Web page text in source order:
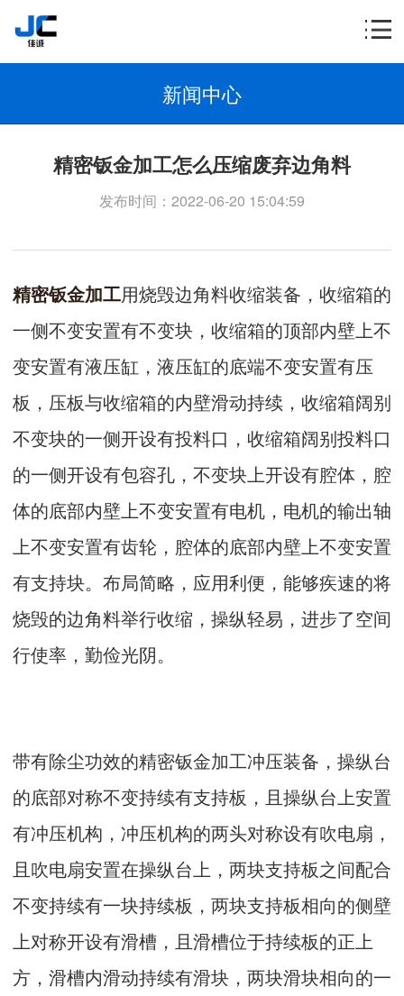
新闻中心
精密钣金加工怎么压缩废弃边角料
发布时间：2022-06-20 15:04:59
精密钣金加工用烧毁边角料收缩装备，收缩箱的
一侧不变安置有不变块，收缩箱的顶部内壁上不
变安置有液压缸，液压缸的底端不变安置有压
板，压板与收缩箱的内壁滑动持续，收缩箱阔别
不变块的一侧开设有投料口，收缩箱阔别投料口
的一侧开设有包容孔，不变块上开设有腔体，腔
体的底部内壁上不变安置有电机，电机的输出轴
上不变安置有齿轮，腔体的底部内壁上不变安置
有支持块。布局简略，应用利便，能够疾速的将
烧毁的边角料举行收缩，操纵轻易，进步了空间
行使率，勤俭光阴。
带有除尘功效的精密钣金加工冲压装备，操纵台
的底部对称不变持续有支持板，且操纵台上安置
有冲压机构，冲压机构的两头对称设有吹电扇，
且吹电扇安置在操纵台上，两块支持板之间配合
不变持续有一块持续板，两块支持板相向的侧壁
上对称开设有滑槽，且滑槽位于持续板的正上
方，滑槽内滑动持续有滑块，两块滑块相向的一